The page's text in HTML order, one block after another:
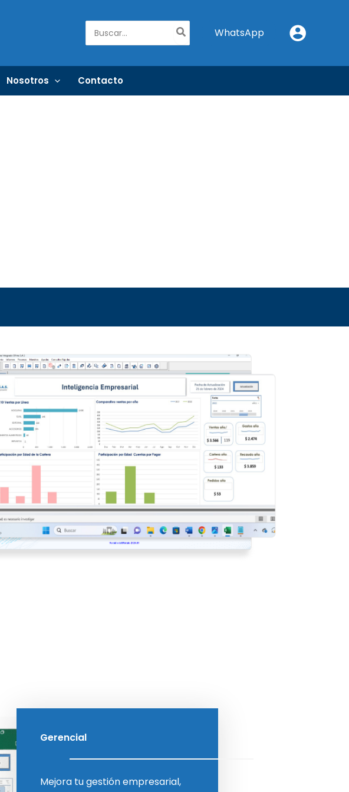
por:
WhatsApp
Nosotros Contacto
Gerencial
Mejora tu gestión empresarial,